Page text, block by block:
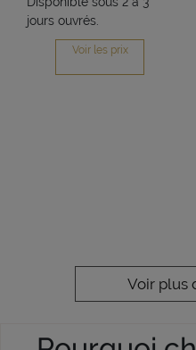
jours ouvrés.
Voir les prix
Voir plus